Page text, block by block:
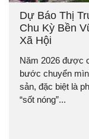
Dự Báo Thị
Chu Kỳ Bền
Xã Hội
Năm 2026 được
bước chuyển
sản, đặc biệt là
“sốt nóng”...